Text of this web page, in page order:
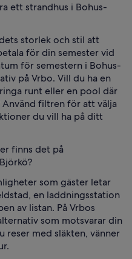
ett strandhus i Bohus-
storlek och stil att
för din semester vid
för semestern i Bohus-
på Vrbo. Vill du ha en
runt eller en pool där
Använd filtren för att välja
du vill ha på ditt
finns det på
som gäster letar
en laddningsstation
av listan. På Vrbos
som motsvarar din
reser med släkten, vänner